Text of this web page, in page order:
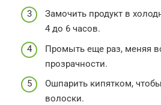
Замочить продукт в
4 до 6 часов.
Промыть еще раз, меняя
прозрачности.
Ошпарить кипятком,
волоски.